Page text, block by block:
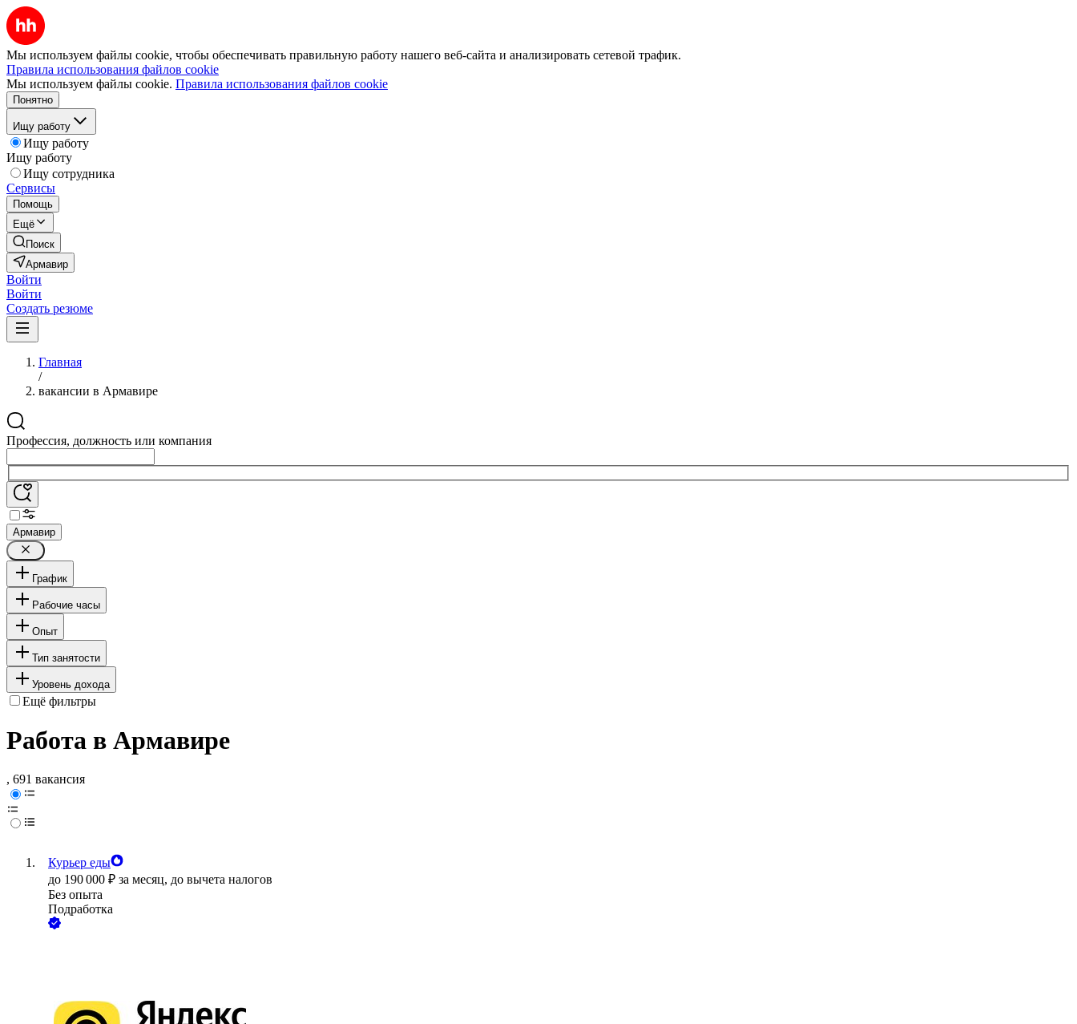
Мы используем файлы cookie, чтобы обеспечивать правильную работу нашего веб-сайта и анализировать сетевой трафик.
Правила использования файлов cookie
Мы используем файлы cookie. Правила использования файлов cookie
Понятно
Ищу работу
Ищу работу
Ищу работу
Ищу сотрудника
Сервисы
Помощь
Ещё
Поиск
Армавир
Войти
Войти
Создать резюме
Главная
/
вакансии в Армавире
Профессия, должность или компания
Армавир
График
Рабочие часы
Опыт
Тип занятости
Уровень дохода
Ещё фильтры
Работа в Армавире
, 691 вакансия
Курьер еды
до 190 000 ₽ за месяц, до вычета налогов
Без опыта
Подработка